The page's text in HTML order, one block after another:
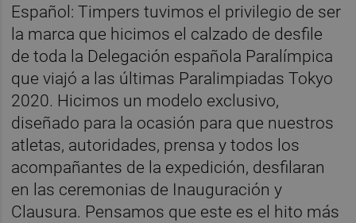
Español: Timpers tuvimos el privilegio de ser
la marca que hicimos el calzado de desfile
de toda la Delegación española Paralímpica
que viajó a las últimas Paralimpiadas Tokyo
2020. Hicimos un modelo exclusivo,
diseñado para la ocasión para que nuestros
atletas, autoridades, prensa y todos los
acompañantes de la expedición, desfilaran
en las ceremonias de Inauguración y
Clausura. Pensamos que este es el hito más